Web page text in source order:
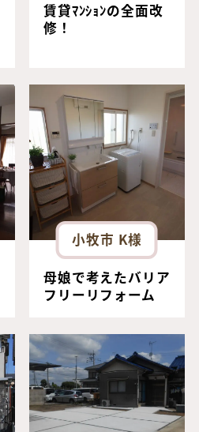
賃貸ﾏﾝｼｮﾝの全面改
修！
小牧市 K様
母娘で考えたバリア
フリーリフォーム